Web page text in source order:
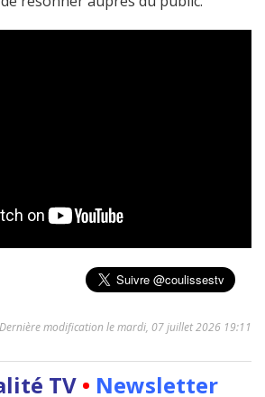
Dernière modification le mardi, 07 juillet 2026 19:11
TV • Newsletter